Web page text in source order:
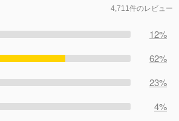
4,711件のレビュー
12%
62%
23%
4%